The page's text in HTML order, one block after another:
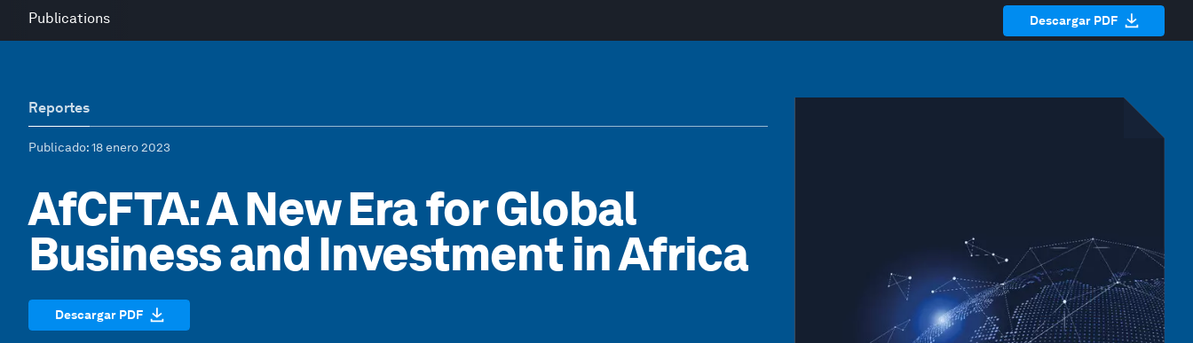
Publications Descargar PDF
Reportes
Publicado: 18 enero 2023
AfCFTA: A New Era for Global
Business and Investment in Africa
Descargar PDF